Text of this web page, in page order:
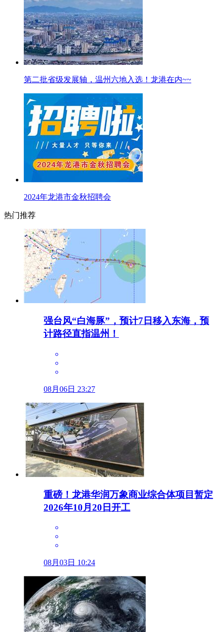
第二批省级发展轴，温州六地入选！龙港在内~~
2024年龙港市金秋招聘会
热门推荐
强台风“白海豚”，预计7日移入东海，预
计路径直指温州！
08月06日 23:27
重磅！龙港华润万象商业综合体项目暂定
2026年10月20日开工
08月03日 10:24